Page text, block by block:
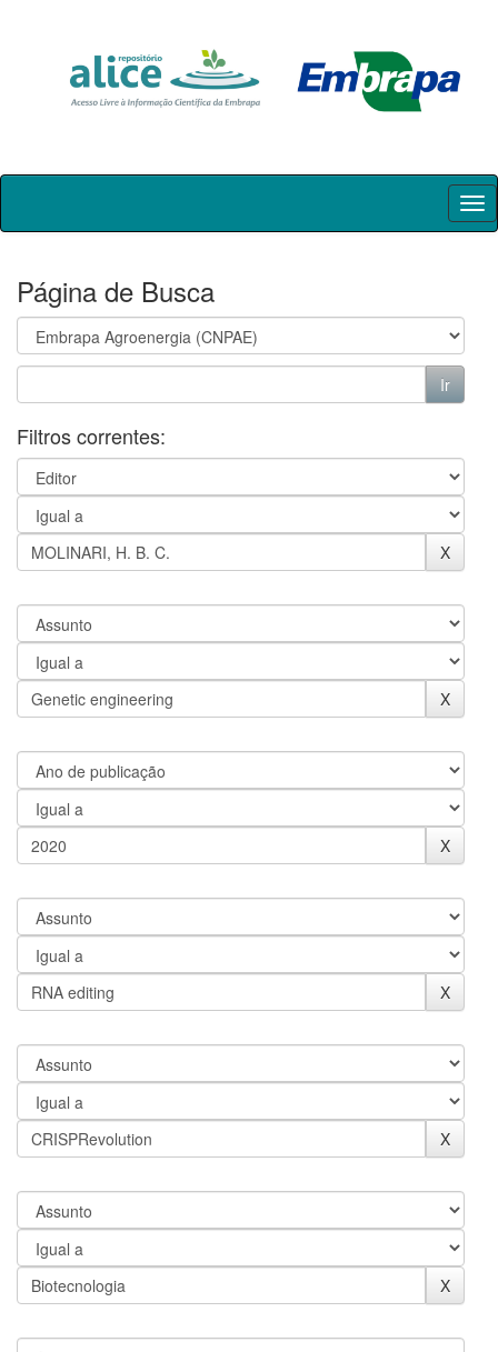
Skip
Página de Busca
Filtros correntes: